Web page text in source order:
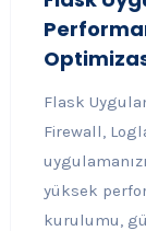
Flask
Firewall,
yüksek
kurulumu,